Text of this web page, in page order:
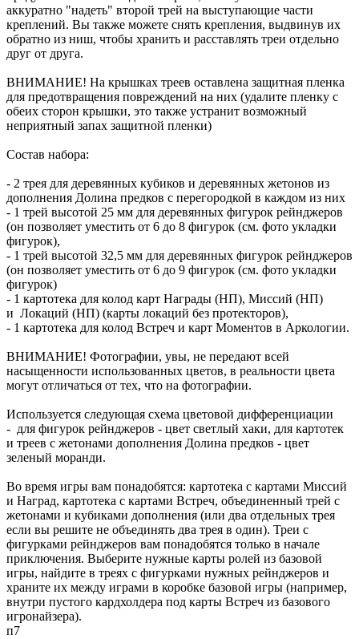
аккуратно "надеть" второй трей на выступающие части
креплений. Вы также можете снять крепления, выдвинув их
обратно из ниш, чтобы хранить и расставлять треи отдельно
друг от друга.
ВНИМАНИЕ! На крышках треев оставлена защитная пленка
для предотвращения повреждений на них (удалите пленку с
обеих сторон крышки, это также устранит возможный
неприятный запах защитной пленки)
Состав набора:
- 2 трея для деревянных кубиков и деревянных жетонов из
дополнения Долина предков с перегородкой в каждом из них
- 1 трей высотой 25 мм для деревянных фигурок рейнджеров
(он позволяет уместить от 6 до 8 фигурок (см. фото укладки
фигурок),
- 1 трей высотой 32,5 мм для деревянных фигурок рейнджеров
(он позволяет уместить от 6 до 9 фигурок (см. фото укладки
фигурок)
- 1 картотека для колод карт Награды (НП), Миссий (НП)
и Локаций (НП) (карты локаций без протекторов),
- 1 картотека для колод Встреч и карт Моментов в Аркологии.
ВНИМАНИЕ! Фотографии, увы, не передают всей
насыщенности использованных цветов, в реальности цвета
могут отличаться от тех, что на фотографии.
Используется следующая схема цветовой дифференциации
- для фигурок рейнджеров - цвет светлый хаки, для картотек
и треев с жетонами дополнения Долина предков - цвет
зеленый моранди.
Во время игры вам понадобятся: картотека с картами Миссий
и Наград, картотека с картами Встреч, объединенный трей с
жетонами и кубиками дополнения (или два отдельных трея
если вы решите не объединять два трея в один). Треи с
фигурками рейнджеров вам понадобятся только в начале
приключения. Выберите нужные карты ролей из базовой
игры, найдите в треях с фигурками нужных рейнджеров и
храните их между играми в коробке базовой игры (например,
внутри пустого кардхолдера под карты Встреч из базового
игронайзера).
п7